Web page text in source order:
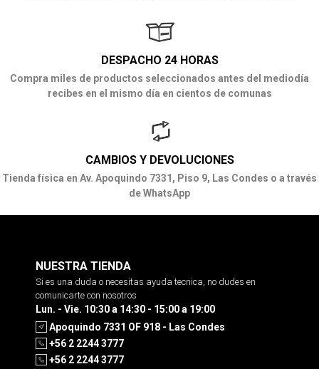
DESPACHO 24 HORAS
Compra miles de productos seleccionados antes del mediodía
recibes en el mismo día en cientos de comunas
CAMBIOS Y DEVOLUCIONES
Tienda física en Av. Apoquindo 7331, Piso 9, Las Condes o a través
de WhatsApp
NUESTRA TIENDA
Si es una duda o necesitas ayuda tecnica, no dudes en
comunicarte con nosotros
Lun. - Vie. 10:30 a 14:30 - 15:00 a 19:00
Apoquindo 7331 OF 918 - Las Condes
+56 2 2244 3777
+56 2 2244 3777